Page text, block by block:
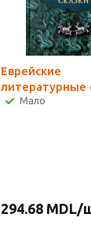
Еврейские
литературные
Мало
294.68MDL/